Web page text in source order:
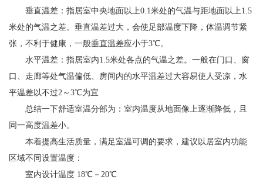
垂直温差：指居室中央地面以上0.1米处的气温与距地面以上1.5
米处的气温之差。垂直温差过大，会使足部温度下降，体温调节紧
张，不利于健康，一般垂直温差应小于3℃。
水平温差：指居室内1.5米处各点的气温之差。一般在门口、窗
口、走廊等处气温偏低、房间内的水平温差过大容易使人受凉，水
平温差以不过2～3℃为宜
总结一下舒适室温分部为：室内温度从地面像上逐渐降低，且
同一高度温差小。
本着提高生活质量，满足室温可调的要求，建议以居室内功能
区域不同设置温度：
室内设计温度 18℃－20℃